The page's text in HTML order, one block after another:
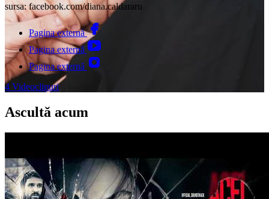
sursa: facebook.com/diana.caldararu
Pagina externă
Pagina externă
Pagina externă
4 Videoclipuri
Ascultă acum